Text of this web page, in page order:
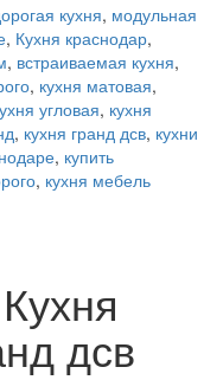
кухня, модульная
, Кухня краснодар,
, встраиваемая кухня,
, кухня матовая,
угловая, кухня
, кухня гранд дсв, кухни
, купить
, кухня мебель
дсв